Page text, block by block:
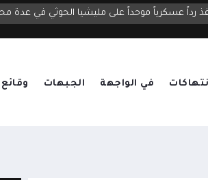
رداً عسكرياً موحداً على مليشيا الحوثي في عدة
في الواجهة الجبهات وقائع